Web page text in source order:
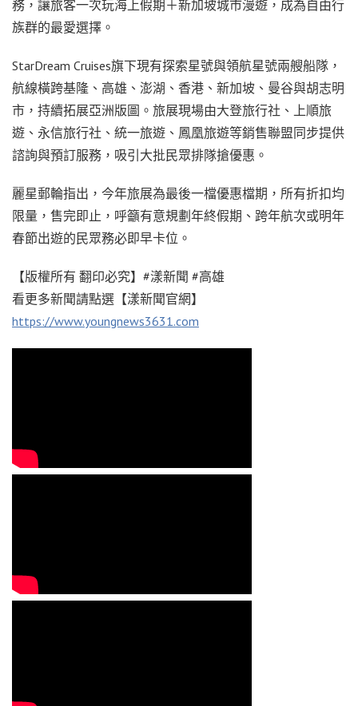
務，讓旅客一次玩海上假期＋新加坡城市漫遊，成為自由行
族群的最愛選擇。
StarDream Cruises旗下現有探索星號與領航星號兩艘船隊，
航線橫跨基隆、高雄、澎湖、香港、新加坡、曼谷與胡志明
市，持續拓展亞洲版圖。旅展現場由大登旅行社、上順旅
遊、永信旅行社、統一旅遊、鳳凰旅遊等銷售聯盟同步提供
諮詢與預訂服務，吸引大批民眾排隊搶優惠。
麗星郵輪指出，今年旅展為最後一檔優惠檔期，所有折扣均
限量，售完即止，呼籲有意規劃年終假期、跨年航次或明年
春節出遊的民眾務必即早卡位。
【版權所有 翻印必究】#漾新聞 #高雄
看更多新聞請點選【漾新聞官網】
https://www.youngnews3631.com